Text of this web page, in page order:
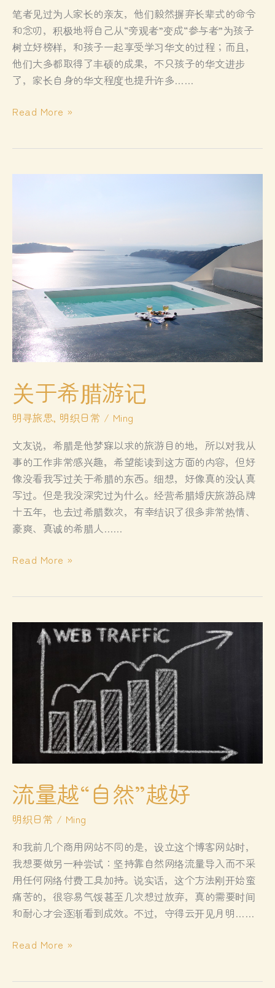
笔者见过为人家长的亲友，他们毅然摒弃长辈式的命令
和念叨，积极地将自己从“旁观者”变成“参与者”为孩子
树立好榜样，和孩子一起享受学习华文的过程；而且，
他们大多都取得了丰硕的成果，不只孩子的华文进步
了，家长自身的华文程度也提升许多……
华
来
Read More »
关于希腊游记
明寻旅思, 明织日常 / Ming
文友说，希腊是他梦寐以求的旅游目的地，所以对我从
事的工作非常感兴趣，希望能读到这方面的内容，但好
像没看我写过关于希腊的东西。细想，好像真的没认真
写过。但是我没深究过为什么。经营希腊婚庆旅游品牌
十五年，也去过希腊数次，有幸结识了很多非常热情、
豪爽、真诚的希腊人……
关
游
Read More »
流量越“自然”越好
明织日常 / Ming
和我前几个商用网站不同的是，设立这个博客网站时，
我想要做另一种尝试：坚持靠自然网络流量导入而不采
用任何网络付费工具加持。说实话，这个方法刚开始蛮
痛苦的，很容易气馁甚至几次想过放弃，真的需要时间
和耐心才会逐渐看到成效。不过，守得云开见月明……
流
Read More »